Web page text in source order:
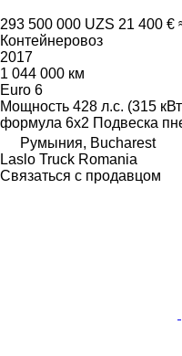
293 500 000 UZS 21 400 €
Контейнеровоз
2017
1 044 000 км
Euro 6
Мощность 428 л.с. (315
формула 6x2 Подвеска
Румыния, Bucharest
Laslo Truck Romania
Связаться с продавцом